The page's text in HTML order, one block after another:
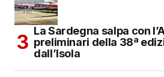
La Sardegna salpa con
preliminari della 38ª
dall’Isola